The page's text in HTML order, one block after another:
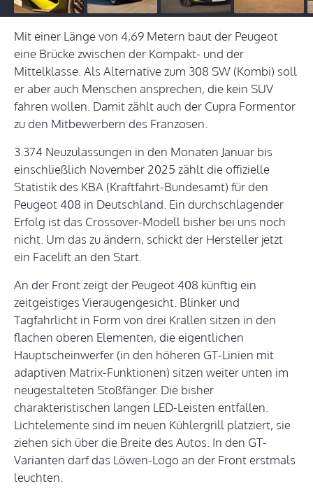
Mit einer Länge von 4,69 Metern baut der Peugeot
eine Brücke zwischen der Kompakt- und der
Mittelklasse. Als Alternative zum 308 SW (Kombi) soll
er aber auch Menschen ansprechen, die kein SUV
fahren wollen. Damit zählt auch der Cupra Formentor
zu den Mitbewerbern des Franzosen.
3.374 Neuzulassungen in den Monaten Januar bis
einschließlich November 2025 zählt die offizielle
Statistik des KBA (Kraftfahrt-Bundesamt) für den
Peugeot 408 in Deutschland. Ein durchschlagender
Erfolg ist das Crossover-Modell bisher bei uns noch
nicht. Um das zu ändern, schickt der Hersteller jetzt
ein Facelift an den Start.
An der Front zeigt der Peugeot 408 künftig ein
zeitgeistiges Vieraugengesicht. Blinker und
Tagfahrlicht in Form von drei Krallen sitzen in den
flachen oberen Elementen, die eigentlichen
Hauptscheinwerfer (in den höheren GT-Linien mit
adaptiven Matrix-Funktionen) sitzen weiter unten im
neugestalteten Stoßfänger. Die bisher
charakteristischen langen LED-Leisten entfallen.
Lichtelemente sind im neuen Kühlergrill platziert, sie
ziehen sich über die Breite des Autos. In den GT-
Varianten darf das Löwen-Logo an der Front erstmals
leuchten.